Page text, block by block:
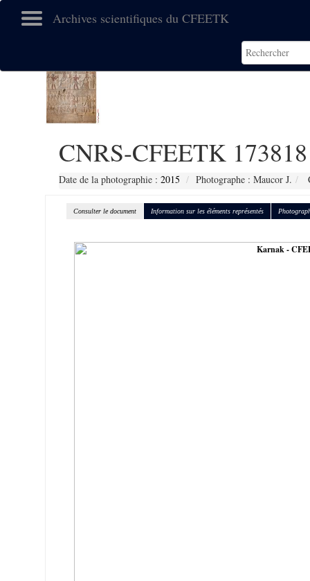
Archives scientifiques du CFEETK
CNRS-CFEETK 173818
Date de la photographie : 2015 Photographe : Maucor J.
Consulter le document Information sur les éléments représentés